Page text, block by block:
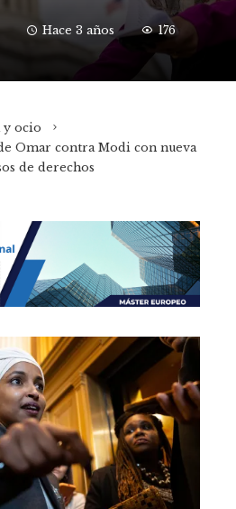
Hace 3 años 176
y ocio
Omar contra Modi con nueva
de derechos